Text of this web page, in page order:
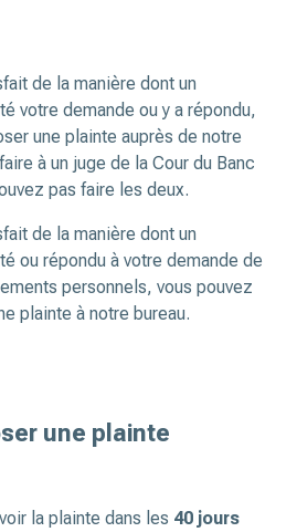
de la manière dont un
votre demande ou y a répondu,
une plainte auprès de notre
à un juge de la Cour du Banc
pas faire les deux.
de la manière dont un
ou répondu à votre demande de
personnels, vous pouvez
plainte à notre bureau.
une plainte
la plainte dans les 40 jours